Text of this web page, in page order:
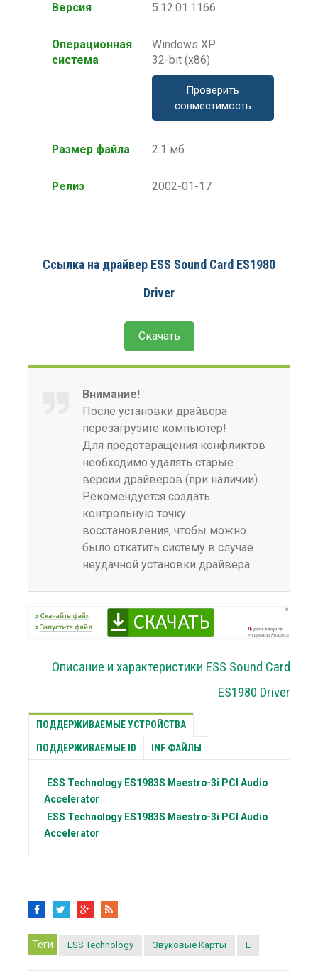
Версия 5.12.01.1166
Операционная
система
Windows XP
32-bit (x86)
Проверить
совместимость
Размер файла 2.1 мб.
Релиз 2002-01-17
Ссылка на драйвер ESS Sound Card ES1980
Driver
Скачать
Внимание!
После установки драйвера
перезагрузите компьютер!
Для предотвращения конфликтов
необходимо удалять старые
версии драйверов (при наличии).
Рекомендуется создать
контрольную точку
восстановления, чтобы можно
было откатить систему в случае
неудачной установки драйвера.
Описание и характеристики ESS Sound Card
ES1980 Driver
ПОДДЕРЖИВАЕМЫЕ УСТРОЙСТВА
ПОДДЕРЖИВАЕМЫЕ ID INF ФАЙЛЫ
ESS Technology ES1983S Maestro-3i PCI Audio
Accelerator
ESS Technology ES1983S Maestro-3i PCI Audio
Accelerator
Теги ESS Technology Звуковые Карты E